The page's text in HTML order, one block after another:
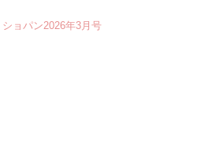
ショパン2026年3月号